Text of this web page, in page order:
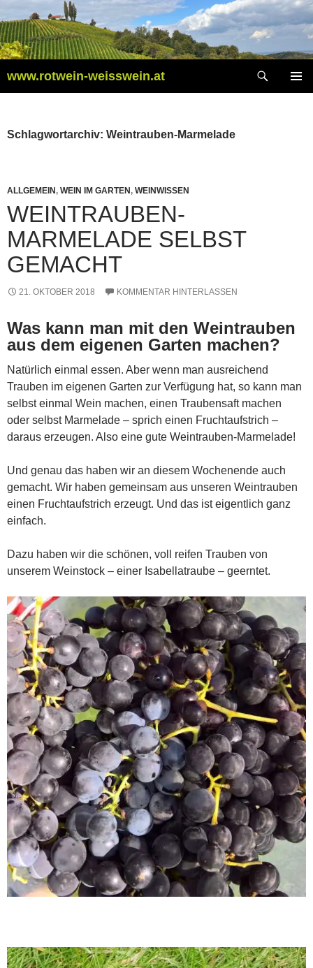
Inhalt
springen
www.rotwein-weisswein.at
Schlagwortarchiv: Weintrauben-Marmelade
ALLGEMEIN , WEIN IM GARTEN , WEINWISSEN
WEINTRAUBEN-
MARMELADE SELBST
GEMACHT
21. OKTOBER 2018 KOMMENTAR HINTERLASSEN
Was kann man mit den Weintrauben
aus dem eigenen Garten machen?
Natürlich einmal essen. Aber wenn man ausreichend
Trauben im eigenen Garten zur Verfügung hat, so kann man
selbst einmal Wein machen, einen Traubensaft machen
oder selbst Marmelade – sprich einen Fruchtaufstrich –
daraus erzeugen. Also eine gute Weintrauben-Marmelade!
Und genau das haben wir an diesem Wochenende auch
gemacht. Wir haben gemeinsam aus unseren Weintrauben
einen Fruchtaufstrich erzeugt. Und das ist eigentlich ganz
einfach.
Dazu haben wir die schönen, voll reifen Trauben von
unserem Weinstock – einer Isabellatraube – geerntet.